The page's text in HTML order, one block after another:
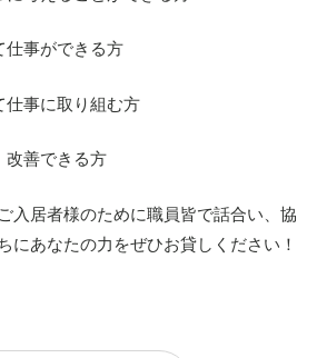
仕事ができる方
仕事に取り組む方
改善できる方
入居者様のために職員皆で話合い、協
あなたの力をぜひお貸しください！